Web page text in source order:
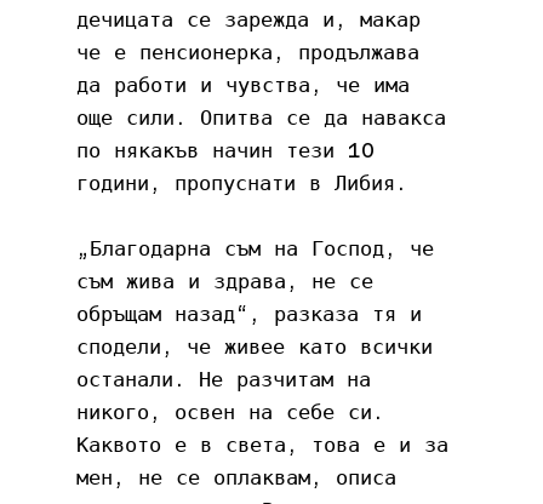
дечицата се зарежда и, макар
че е пенсионерка, продължава
да работи и чувства, че има
още сили. Опитва се да навакса
по някакъв начин тези 10
години, пропуснати в Либия.
„Благодарна съм на Господ, че
съм жива и здрава, не се
обръщам назад“, разказа тя и
сподели, че живее като всички
останали. Не разчитам на
никого, освен на себе си.
Каквото е в света, това е и за
мен, не се оплаквам, описа